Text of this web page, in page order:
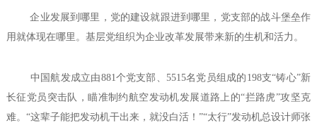
企业发展到哪里，党的建设就跟进到哪里，党支部的战斗堡垒作
用就体现在哪里。基层党组织为企业改革发展带来新的生机和活力。
中国航发成立由881个党支部、5515名党员组成的198支“铸心”新
长征党员突击队，瞄准制约航空发动机发展道路上的“拦路虎”攻坚克
难。“这辈子能把发动机干出来，就没白活！”“太行”发动机总设计师张